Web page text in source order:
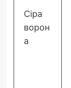
Сіра
ворон
а